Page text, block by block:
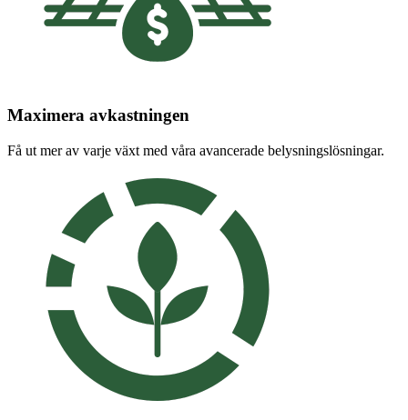
Maximera avkastningen
Få ut mer av varje växt med våra avancerade belysningslösningar.